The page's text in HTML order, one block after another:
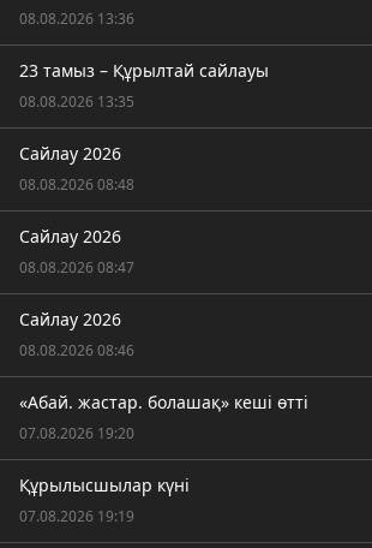
08.08.2026 13:36
23 тамыз – Құрылтай сайлауы
08.08.2026 13:35
Сайлау 2026
08.08.2026 08:48
Сайлау 2026
08.08.2026 08:47
Сайлау 2026
08.08.2026 08:46
«Абай. жастар. болашақ» кеші өтті
07.08.2026 19:20
Құрылысшылар күні
07.08.2026 19:19